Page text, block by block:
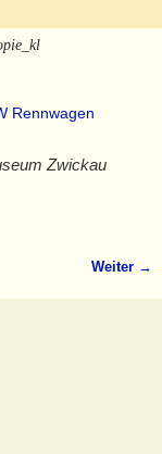
Rennwagen
Zwickau
Weiter →